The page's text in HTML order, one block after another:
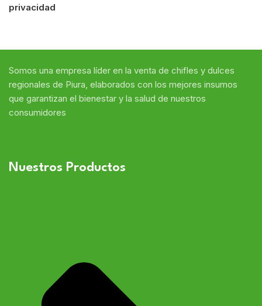
privacidad
Somos una empresa líder en la venta de chifles y dulces
regionales de Piura, elaborados con los mejores insumos
que garantizan el bienestar y la salud de nuestros
consumidores
Nuestros Productos